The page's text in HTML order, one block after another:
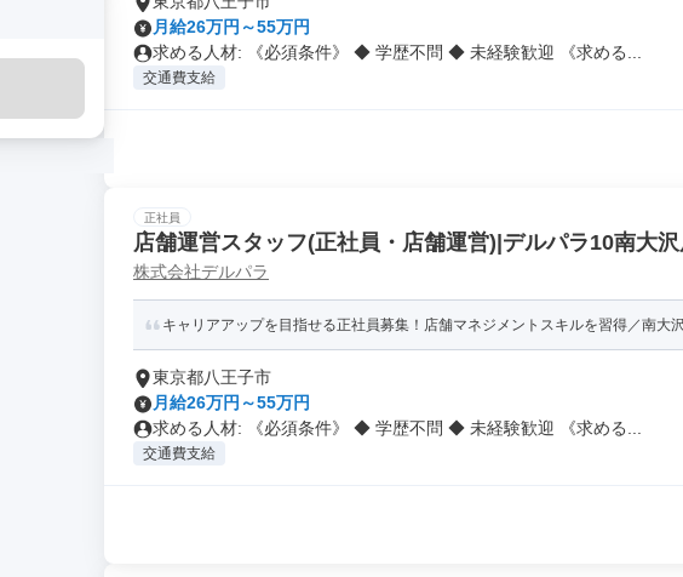
月給26万円～55万円
求める人材: 《必須条件》 ◆ 学歴不問 ◆ 未経験歓迎 《求める...
交通費支給
正社員
店舗運営スタッフ(正社員・店舗運営)|デルパラ10南大
株式会社デルパラ
キャリアアップを目指せる正社員募集！店舗マネジメントスキルを習得／南大
東京都八王子市
月給26万円～55万円
求める人材: 《必須条件》 ◆ 学歴不問 ◆ 未経験歓迎 《求める...
交通費支給